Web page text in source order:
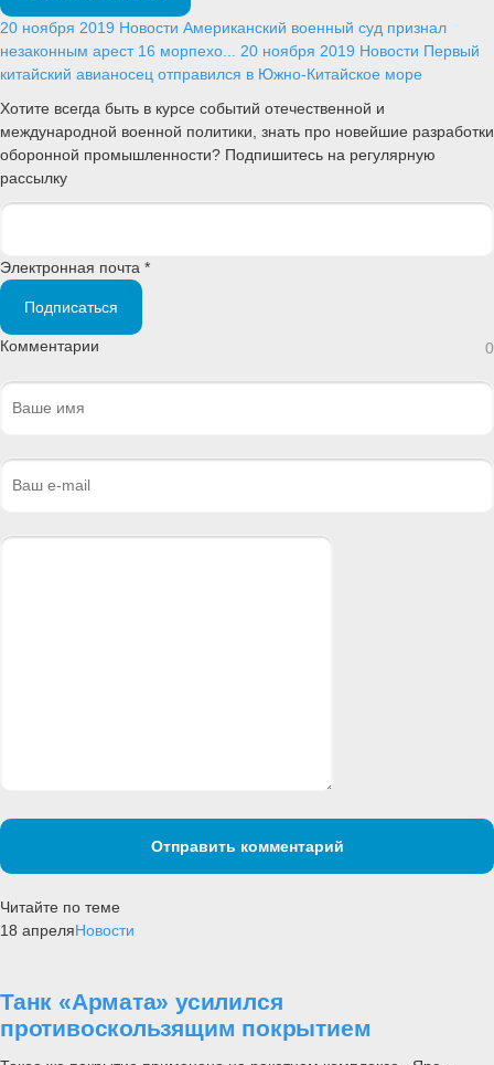
20 ноября 2019 Новости Американский военный суд признал
незаконным арест 16 морпехо... 20 ноября 2019 Новости Первый
китайский авианосец отправился в Южно-Китайское море
Хотите всегда быть в курсе событий отечественной и
международной военной политики, знать про новейшие разработки
оборонной промышленности? Подпишитесь на регулярную
рассылку
Электронная почта *
Подписаться
Комментарии 0
Отправить комментарий
Читайте по теме
18 апреляНовости
Танк «Армата» усилился
противоскользящим покрытием